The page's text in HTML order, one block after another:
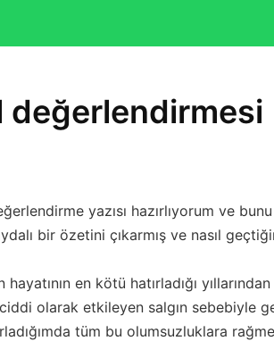
değerlendirmesi
yazısı hazırlıyorum ve
bir özetini çıkarmış ve nasıl
hayatının en kötü hatırladığı
olarak etkileyen salgın sebebiyle
tüm bu olumsuzluklara